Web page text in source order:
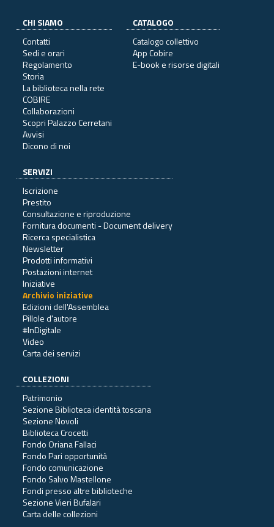
CHI SIAMO
Contatti
Sedi e orari
Regolamento
Storia
La biblioteca nella rete
COBIRE
Collaborazioni
Scopri Palazzo Cerretani
Avvisi
Dicono di noi
CATALOGO
Catalogo collettivo
App Cobire
E-book e risorse digitali
SERVIZI
Iscrizione
Prestito
Consultazione e riproduzione
Fornitura documenti - Document delivery
Ricerca specialistica
Newsletter
Prodotti informativi
Postazioni internet
Iniziative
Archivio iniziative
Edizioni dell'Assemblea
Pillole d'autore
#InDigitale
Video
Carta dei servizi
COLLEZIONI
Patrimonio
Sezione Biblioteca identità toscana
Sezione Novoli
Biblioteca Crocetti
Fondo Oriana Fallaci
Fondo Pari opportunità
Fondo comunicazione
Fondo Salvo Mastellone
Fondi presso altre biblioteche
Sezione Vieri Bufalari
Carta delle collezioni